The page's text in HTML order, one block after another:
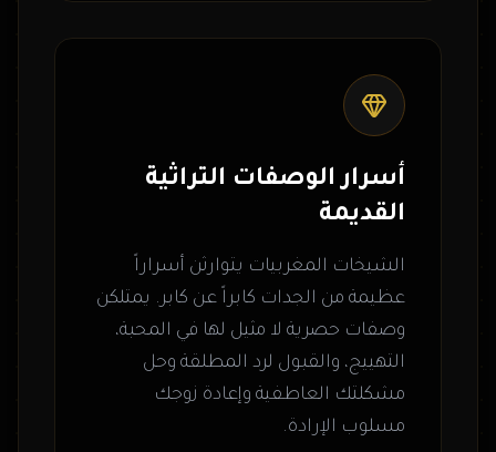
أسرار الوصفات التراثية
القديمة
الشيخات المغربيات يتوارثن أسراراً
عظيمة من الجدات كابراً عن كابر. يمتلكن
وصفات حصرية لا مثيل لها في المحبة،
التهييج، والقبول لرد المطلقة وحل
مشكلتك العاطفية وإعادة زوجك
مسلوب الإرادة.